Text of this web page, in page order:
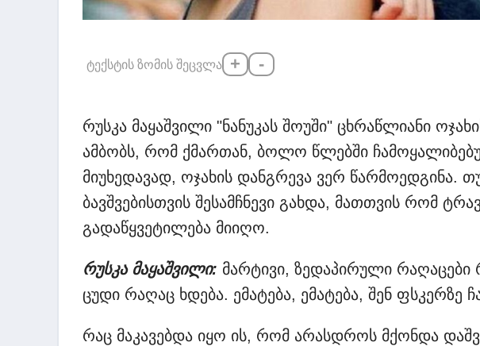
ტექსტის ზომის შეცვლა + -
რუსკა მაყაშვილი "ნანუკას შოუში" ცხრაწლიანი
ამბობს, რომ ქმართან, ბოლო წლებში
მიუხედავად, ოჯახის დანგრევა ვერ წარმოედგინა.
ბავშვებისთვის შესამჩნევი გახდა, მათთვის რომ
გადაწყვეტილება მიიღო.
რუსკა მაყაშვილი: მარტივი, ზედაპირული
ცუდი რაღაც ხდება. ემატება, ემატება, შენ
რაც მაკავებდა იყო ის, რომ არასდროს მქონდა